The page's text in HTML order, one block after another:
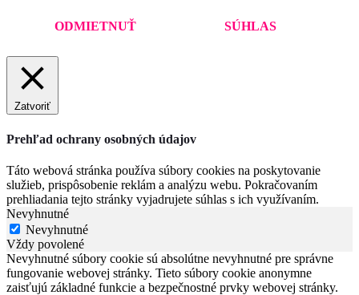
ODMIETNUŤ SÚHLAS
Zatvoriť
Prehľad ochrany osobných údajov
Táto webová stránka používa súbory cookies na poskytovanie
služieb, prispôsobenie reklám a analýzu webu. Pokračovaním
prehliadania tejto stránky vyjadrujete súhlas s ich využívaním.
Nevyhnutné
Nevyhnutné
Vždy povolené
Nevyhnutné súbory cookie sú absolútne nevyhnutné pre správne
fungovanie webovej stránky. Tieto súbory cookie anonymne
zaisťujú základné funkcie a bezpečnostné prvky webovej stránky.